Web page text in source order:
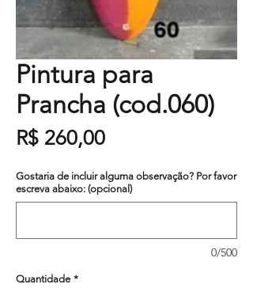
Pintura para
Prancha (cod.060)
R$ 260,00Preço
Gostaria de incluir alguma observação? Por favor
escreva abaixo: (opcional)
0/500
Quantidade *